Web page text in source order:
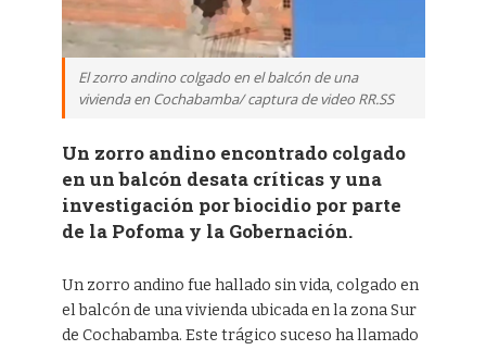
El zorro andino colgado en el balcón de una
vivienda en Cochabamba/ captura de video RR.SS
Un zorro andino encontrado colgado
en un balcón desata críticas y una
investigación por biocidio por parte
de la Pofoma y la Gobernación.
Un zorro andino fue hallado sin vida, colgado en
el balcón de una vivienda ubicada en la zona Sur
de Cochabamba. Este trágico suceso ha llamado